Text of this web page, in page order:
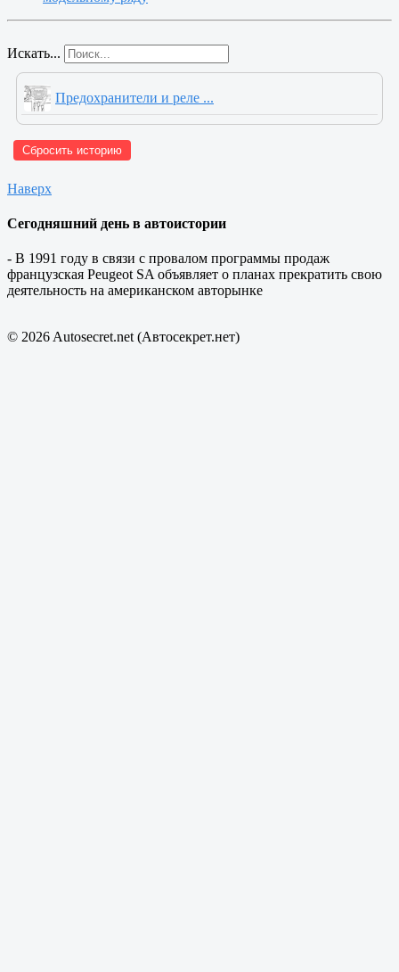
Искать...
Предохранители и реле ...
Сбросить историю
Наверх
Сегодняшний день в автоистории
- В 1991 году в связи с провалом программы продаж
французская Peugeot SA объявляет о планах прекратить свою
деятельность на американском авторынке
© 2026 Autosecret.net (Автосекрет.нет)